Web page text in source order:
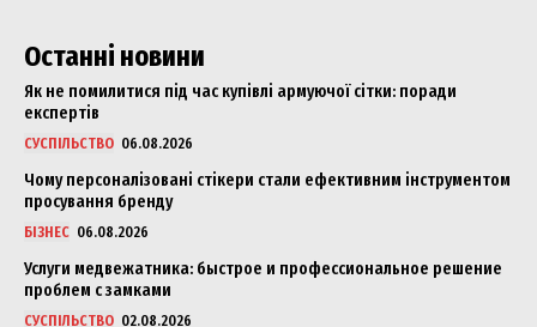
Останні новини
Як не помилитися під час купівлі армуючої сітки: поради
експертів
СУСПІЛЬСТВО 06.08.2026
Чому персоналізовані стікери стали ефективним інструментом
просування бренду
БІЗНЕС 06.08.2026
Услуги медвежатника: быстрое и профессиональное решение
проблем с замками
СУСПІЛЬСТВО 02.08.2026